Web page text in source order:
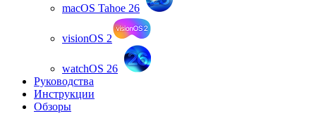
macOS Tahoe 26
visionOS 2
watchOS 26
Руководства
Инструкции
Обзоры